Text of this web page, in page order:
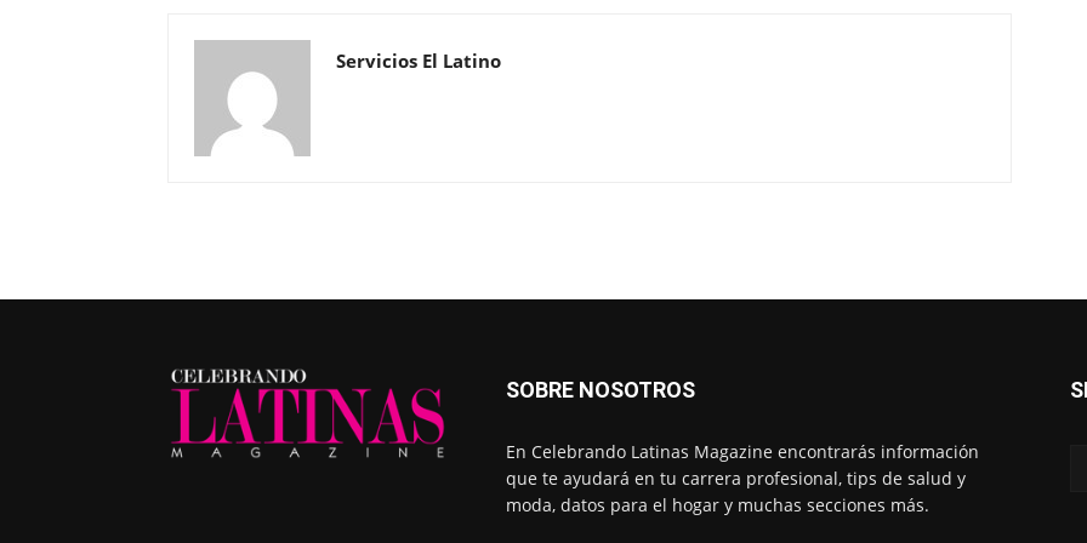
Servicios El Latino
SOBRE NOSOTROS
En Celebrando Latinas Magazine encontrarás información
que te ayudará en tu carrera profesional, tips de salud y
moda, datos para el hogar y muchas secciones más.